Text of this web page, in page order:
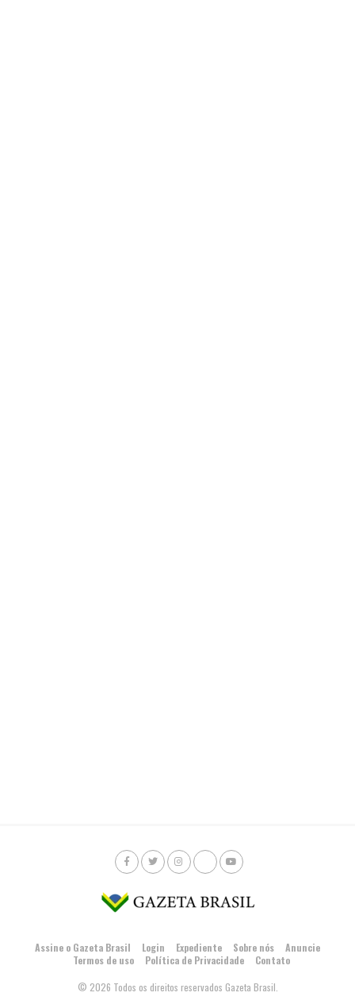
Assine o Gazeta Brasil Login Expediente Sobre nós
Anuncie
Termos de uso
Política de Privacidade
Contato
© 2026 Todos os direitos reservados Gazeta Brasil.